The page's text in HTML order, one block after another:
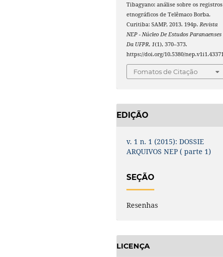
Tibagyano: análise sobre os registros
etnográficos de Telêmaco Borba.
Curitiba: SAMP, 2013. 194p. Revista
NEP - Núcleo De Estudos Paranaenses
Da UFPR, 1(1), 370–373.
https://doi.org/10.5380/
Fomatos de Citação
EDIÇÃO
v. 1 n. 1 (2015): DOSSIE
ARQUIVOS NEP ( parte 1)
SEÇÃO
Resenhas
LICENÇA